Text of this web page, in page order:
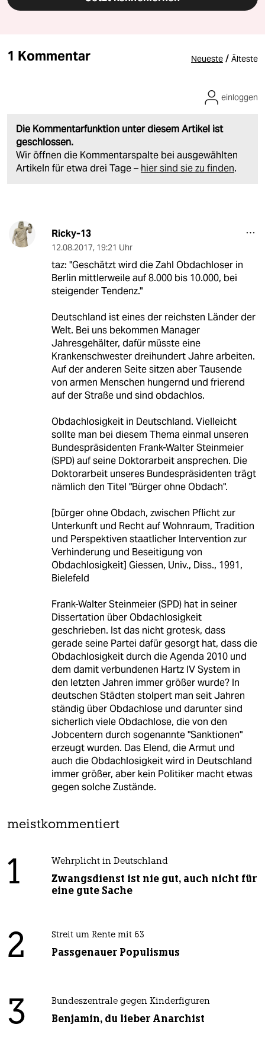
1 Kommentar Neueste / Älteste
Die Kommentarfunktion unter diesem Artikel ist
geschlossen.
Wir öffnen die Kommentarspalte bei ausgewählten
Artikeln für etwa drei Tage – hier sind sie zu finden.
einloggen
Ricky-13
12.08.2017, 19:21 Uhr
taz: "Geschätzt wird die Zahl Obdachloser in
Berlin mittlerweile auf 8.000 bis 10.000, bei
steigender Tendenz."
Deutschland ist eines der reichsten Länder der
Welt. Bei uns bekommen Manager
Jahresgehälter, dafür müsste eine
Krankenschwester dreihundert Jahre arbeiten.
Auf der anderen Seite sitzen aber Tausende
von armen Menschen hungernd und frierend
auf der Straße und sind obdachlos.
Obdachlosigkeit in Deutschland. Vielleicht
sollte man bei diesem Thema einmal unseren
Bundespräsidenten Frank-Walter Steinmeier
(SPD) auf seine Doktorarbeit ansprechen. Die
Doktorarbeit unseres Bundespräsidenten trägt
nämlich den Titel "Bürger ohne Obdach".
[bürger ohne Obdach, zwischen Pflicht zur
Unterkunft und Recht auf Wohnraum, Tradition
und Perspektiven staatlicher Intervention zur
Verhinderung und Beseitigung von
Obdachlosigkeit] Giessen, Univ., Diss., 1991,
Bielefeld
Frank-Walter Steinmeier (SPD) hat in seiner
Dissertation über Obdachlosigkeit
geschrieben. Ist das nicht grotesk, dass
gerade seine Partei dafür gesorgt hat, dass die
Obdachlosigkeit durch die Agenda 2010 und
dem damit verbundenen Hartz IV System in
den letzten Jahren immer größer wurde? In
deutschen Städten stolpert man seit Jahren
ständig über Obdachlose und darunter sind
sicherlich viele Obdachlose, die von den
Jobcentern durch sogenannte "Sanktionen"
erzeugt wurden. Das Elend, die Armut und
auch die Obdachlosigkeit wird in Deutschland
immer größer, aber kein Politiker macht etwas
gegen solche Zustände.
meistkommentiert
1 Wehrplicht in Deutschland
Zwangsdienst ist nie gut, auch nicht für
eine gute Sache
2 Streit um Rente mit 63
Passgenauer Populismus
3 Bundeszentrale gegen Kinderfiguren
Benjamin, du lieber Anarchist